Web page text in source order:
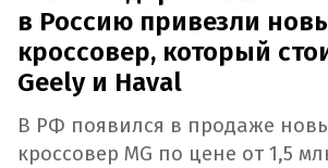
в Россию привезли
кроссовер, который
Geely и Haval
В РФ появился в продаже
кроссовер MG по цене от 1,5